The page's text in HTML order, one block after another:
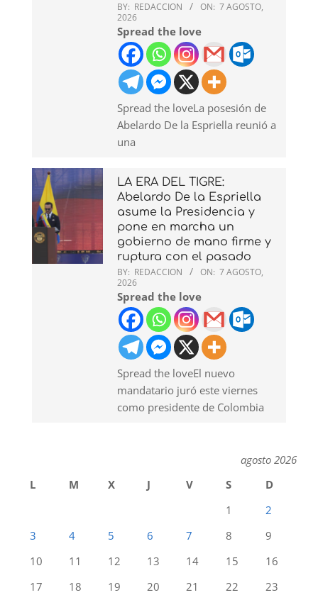
BY: REDACCION ON: 7 AGOSTO,
2026
Spread the love
Spread the loveLa posesión de
Abelardo De la Espriella reunió a
una
LA ERA DEL TIGRE:
Abelardo De la Espriella
asume la Presidencia y
pone en marcha un
gobierno de mano firme y
ruptura con el pasado
BY: REDACCION ON: 7 AGOSTO,
2026
Spread the love
Spread the loveEl nuevo
mandatario juró este viernes
como presidente de Colombia
agosto 2026
L
M X J V S
D
1
2
3
4 5 6 7 8
9
10
11 12 13 14 15
16
17
18 19 20 21 22
23